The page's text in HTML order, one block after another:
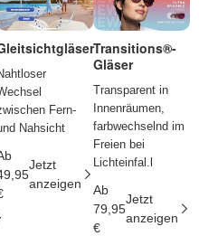
Fern-
Nahsicht
Jetzt
anzeigen
Transitions®-
Gläser
Transparent in
Innenräumen,
farbwechselnd im
Freien bei
Lichteinfal.l
Ab
79,95
€
Jetzt
anzeigen